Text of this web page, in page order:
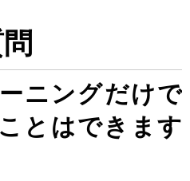
ニングだけで
とはできます